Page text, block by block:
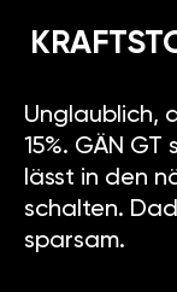
Unglaublich,
15%. GÄN
lässt in den
schalten.
sparsam.